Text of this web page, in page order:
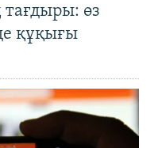
тағдыры: өз
құқығы